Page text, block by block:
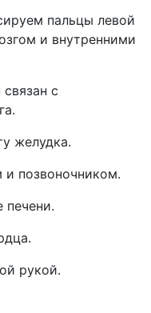
пальцы левой
и внутренними
с
желудка.
позвоночником.
печени.
рукой.